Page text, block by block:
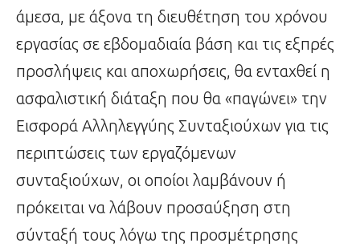
άμεσα, με άξονα τη διευθέτηση του χρόνου
εργασίας σε εβδομαδιαία βάση και τις εξπρές
προσλήψεις και αποχωρήσεις, θα ενταχθεί η
ασφαλιστική διάταξη που θα «παγώνει» την
Εισφορά Αλληλεγγύης Συνταξιούχων για τις
περιπτώσεις των εργαζόμενων
συνταξιούχων, οι οποίοι λαμβάνουν ή
πρόκειται να λάβουν προσαύξηση στη
σύνταξή τους λόγω της προσμέτρησης